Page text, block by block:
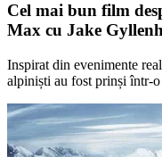
Cel mai bun film
Max cu Jake
Inspirat din evenimente
alpiniști au fost prinși într-